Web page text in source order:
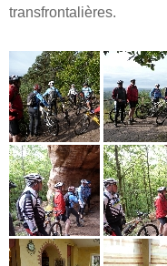
transfrontalières.